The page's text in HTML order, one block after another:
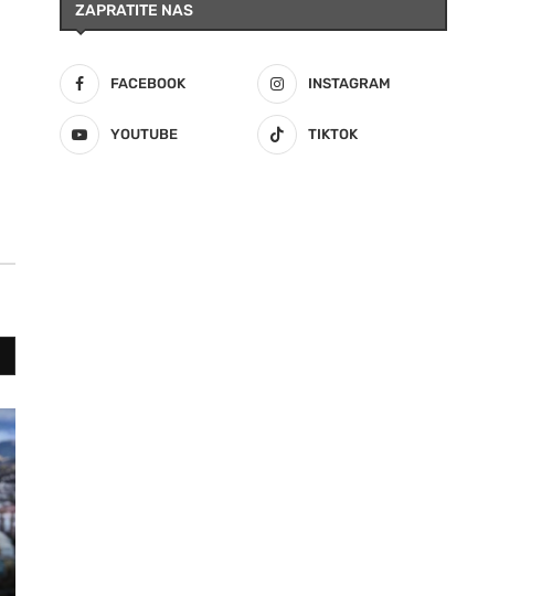
ZAPRATITE NAS
FACEBOOK INSTAGRAM
YOUTUBE TIKTOK